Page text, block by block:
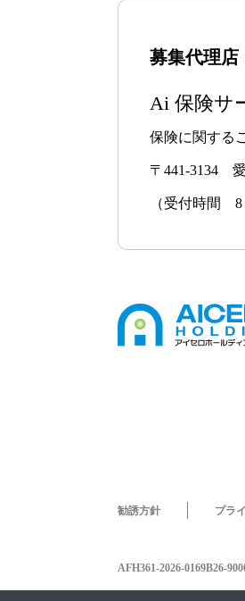
募集代理店
Ai 保険サ
保険に関する
〒441-3134
（受付時間 8
勧誘方針 プラ
AFH361-2026-0169B26-